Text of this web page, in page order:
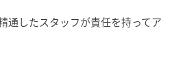
通したスタッフが責任を持ってア